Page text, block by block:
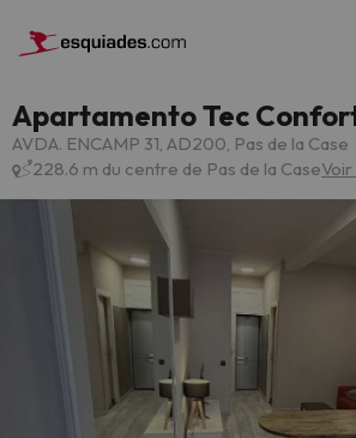
Apartamento Tec
AVDA. ENCAMP 31, AD200, Pas de la Case
228.6 m du centre de Pas de la Case